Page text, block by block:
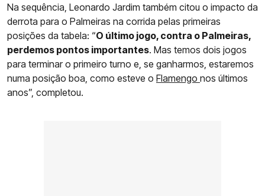
Na sequência, Leonardo Jardim também citou o impacto da
derrota para o Palmeiras na corrida pelas primeiras
posições da tabela: “O último jogo, contra o Palmeiras,
perdemos pontos importantes. Mas temos dois jogos
para terminar o primeiro turno e, se ganharmos, estaremos
numa posição boa, como esteve o Flamengo nos últimos
anos”, completou.